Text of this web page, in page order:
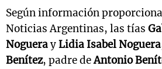
Según información
Noticias Argentinas, las tías
NoguerayLidia Isabel Noguera
Benítez, padre deAntonio